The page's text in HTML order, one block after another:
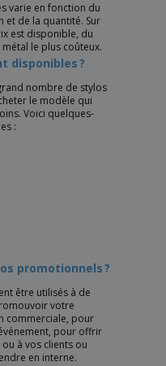
varie en fonction du
et de la quantité. Sur
est disponible, du
le plus coûteux.
disponibles ?
nombre de stylos
le modèle qui
Voici quelques-
:
promotionnels ?
être utilisés à de
votre
commerciale, pour
pour offrir
à vos clients ou
en interne.